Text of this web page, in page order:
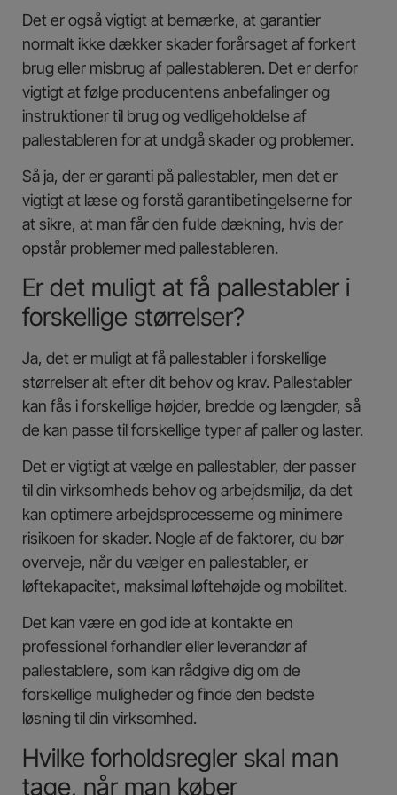
Det er også vigtigt at bemærke, at garantier
normalt ikke dækker skader forårsaget af forkert
brug eller misbrug af pallestableren. Det er derfor
vigtigt at følge producentens anbefalinger og
instruktioner til brug og vedligeholdelse af
pallestableren for at undgå skader og problemer.
Så ja, der er garanti på pallestabler, men det er
vigtigt at læse og forstå garantibetingelserne for
at sikre, at man får den fulde dækning, hvis der
opstår problemer med pallestableren.
Er det muligt at få pallestabler i
forskellige størrelser?
Ja, det er muligt at få pallestabler i forskellige
størrelser alt efter dit behov og krav. Pallestabler
kan fås i forskellige højder, bredde og længder, så
de kan passe til forskellige typer af paller og laster.
Det er vigtigt at vælge en pallestabler, der passer
til din virksomheds behov og arbejdsmiljø, da det
kan optimere arbejdsprocesserne og minimere
risikoen for skader. Nogle af de faktorer, du bør
overveje, når du vælger en pallestabler, er
løftekapacitet, maksimal løftehøjde og mobilitet.
Det kan være en god ide at kontakte en
professionel forhandler eller leverandør af
pallestablere, som kan rådgive dig om de
forskellige muligheder og finde den bedste
løsning til din virksomhed.
Hvilke forholdsregler skal man
tage, når man køber